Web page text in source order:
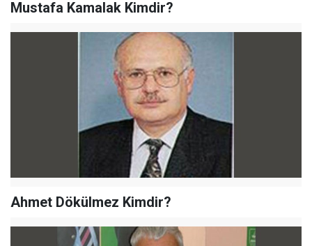
Mustafa Kamalak Kimdir?
Ahmet Dökülmez Kimdir?